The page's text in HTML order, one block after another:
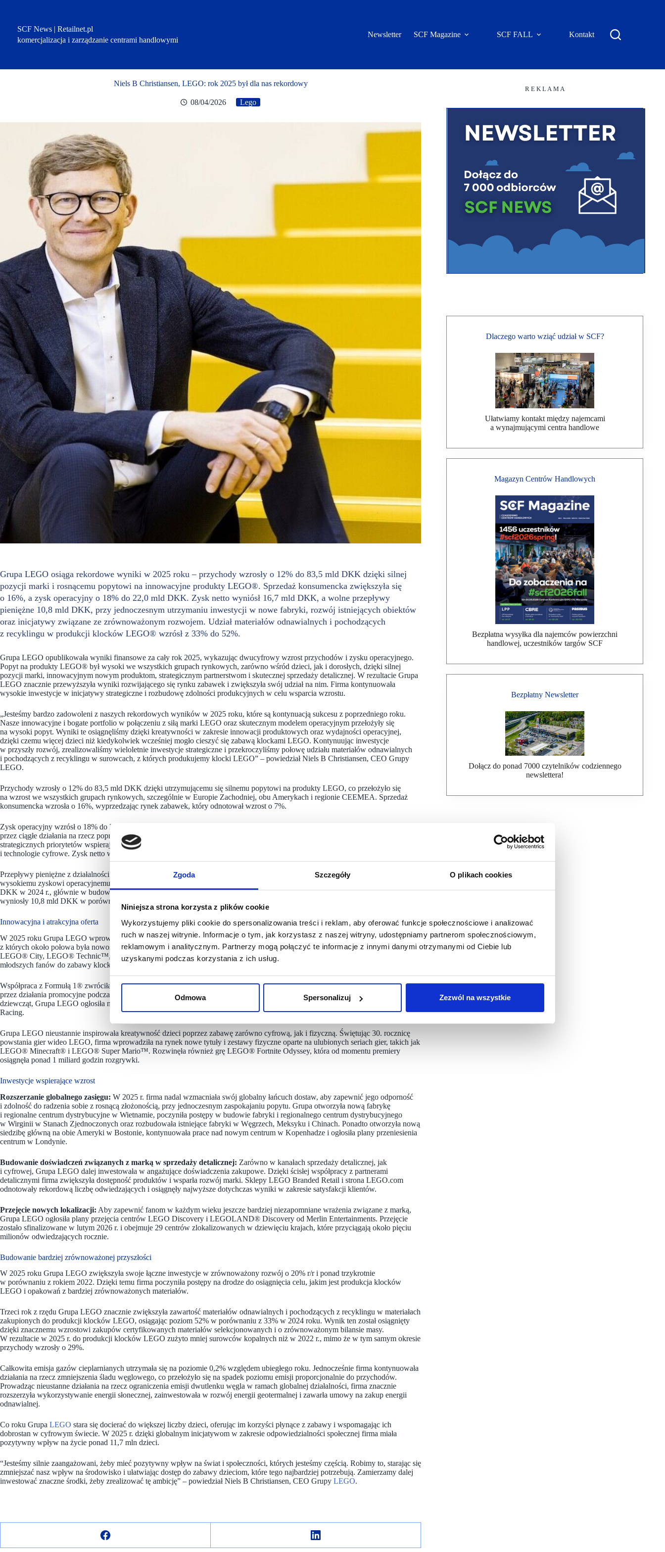
Zgoda Szczegóły O plikach cookies
Niniejsza strona korzysta z plików cookie
Wykorzystujemy pliki cookie do spersonalizowania treści i reklam, aby oferować funkcje społecznościowe i analizować
ruch w naszej witrynie. Informacje o tym, jak korzystasz z naszej witryny, udostępniamy partnerom społecznościowym,
reklamowym i analitycznym. Partnerzy mogą połączyć te informacje z innymi danymi otrzymanymi od Ciebie lub
uzyskanymi podczas korzystania z ich usług.
Odmowa Spersonalizuj Zezwól na wszystkie
SCF News | Retailnet.pl
komercjalizacja i zarządzanie centrami handlowymi
Newsletter SCF Magazine SCF FALL Kontakt
Niels B Christiansen, LEGO: rok 2025 był dla nas rekordowy
08/04/2026 Lego
Grupa LEGO osiąga rekordowe wyniki w 2025 roku – przychody wzrosły o 12% do 83,5 mld DKK dzięki silnej
pozycji marki i rosnącemu popytowi na innowacyjne produkty LEGO®. Sprzedaż konsumencka zwiększyła się
o 16%, a zysk operacyjny o 18% do 22,0 mld DKK. Zysk netto wyniósł 16,7 mld DKK, a wolne przepływy
pieniężne 10,8 mld DKK, przy jednoczesnym utrzymaniu inwestycji w nowe fabryki, rozwój istniejących obiektów
oraz inicjatywy związane ze zrównoważonym rozwojem. Udział materiałów odnawialnych i pochodzących
z recyklingu w produkcji klocków LEGO® wzrósł z 33% do 52%.
Grupa LEGO opublikowała wyniki finansowe za cały rok 2025, wykazując dwucyfrowy wzrost przychodów i zysku operacyjnego.
Popyt na produkty LEGO® był wysoki we wszystkich grupach rynkowych, zarówno wśród dzieci, jak i dorosłych, dzięki silnej
pozycji marki, innowacyjnym nowym produktom, strategicznym partnerstwom i skutecznej sprzedaży detalicznej. W rezultacie Grupa
LEGO znacznie przewyższyła wyniki rozwijającego się rynku zabawek i zwiększyła swój udział na nim. Firma kontynuowała
wysokie inwestycje w inicjatywy strategiczne i rozbudowę zdolności produkcyjnych w celu wsparcia wzrostu.
„Jesteśmy bardzo zadowoleni z naszych rekordowych wyników w 2025 roku, które są kontynuacją sukcesu z poprzedniego roku.
Nasze innowacyjne i bogate portfolio w połączeniu z siłą marki LEGO oraz skutecznym modelem operacyjnym przełożyły się
na wysoki popyt. Wyniki te osiągnęliśmy dzięki kreatywności w zakresie innowacji produktowych oraz wydajności operacyjnej,
dzięki czemu więcej dzieci niż kiedykolwiek wcześniej mogło cieszyć się zabawą klockami LEGO. Kontynuując inwestycje
w przyszły rozwój, zrealizowaliśmy wieloletnie inwestycje strategiczne i przekroczyliśmy połowę udziału materiałów odnawialnych
i pochodzących z recyklingu w surowcach, z których produkujemy klocki LEGO” – powiedział Niels B Christiansen, CEO Grupy
LEGO.
Przychody wzrosły o 12% do 83,5 mld DKK dzięki utrzymującemu się silnemu popytowi na produkty LEGO, co przełożyło się
na wzrost we wszystkich grupach rynkowych, szczególnie w Europie Zachodniej, obu Amerykach i regionie CEEMEA. Sprzedaż
konsumencka wzrosła o 16%, wyprzedzając rynek zabawek, który odnotował wzrost o 7%.
Zysk operacyjny wzrósł o 18% do 22,0 mld DKK dzięki wysokim przychodom i efektom skali. Wynik ten został wzmocniony
przez ciągłe działania na rzecz poprawy wydajności, które umożliwiły reinwestycje w rozbudowę
strategicznych priorytetów wspierających krótko- i długoterminowy wzrost, takich jak zrównoważony rozwój, sieć łańcucha dostaw
i technologie cyfrowe. Zysk netto wzrósł o 21% do 16,7 mld DKK, przekraczając oczekiwania.
Przepływy pieniężne z działalności operacyjnej wzrosły o 4% do 19,9 mld DKK w porównaniu z 19,2 mld DKK w 2024 r. dzięki
wysokiemu zyskowi operacyjnemu. Spółka kontynuowała znaczące inwestycje w wysokości 9,2 mld DKK w porównaniu z 9,0 mld
DKK w 2024 r., głównie w budowę nowych fabryk i rozbudowę istniejących obiektów. W rezultacie wolne przepływy pieniężne
wyniosły 10,8 mld DKK w porównaniu z 10,2 mld DKK w 2024 r.
Innowacyjna i atrakcyjna oferta
W 2025 roku Grupa LEGO wprowadziła na rynek najbogatszą dotychczas gamę produktów, obejmującą ponad 860 pozycji,
z których około połowa była nowością, przyciągającą uwagę konstruktorów w każdym wieku. Do najpopularniejszych serii należały
LEGO® City, LEGO® Technic™, LEGO® Star Wars™, LEGO® Icons i LEGO® Botanicals, które przyciągnęły nowych,
młodszych fanów do zabawy klockami LEGO.
Współpraca z Formułą 1® zwróciła uwagę nowych budowniczych, gdy pierwsze produkty trafiły na rynek w 2025 roku, wspierane
przez działania promocyjne podczas ponad dwudziestu wyścigów Grand Prix. Aby dotrzeć do młodych fanów wyścigów, zwłaszcza
dziewcząt, Grupa LEGO ogłosiła nową współpracę z F1 ACADEMY, dzięki której w 2026 roku na tor wyścigowy trafi LEGO
Racing.
Grupa LEGO nieustannie inspirowała kreatywność dzieci poprzez zabawę zarówno cyfrową, jak i fizyczną. Świętując 30. rocznicę
powstania gier wideo LEGO, firma wprowadziła na rynek nowe tytuły i zestawy fizyczne oparte na ulubionych seriach gier, takich jak
LEGO® Minecraft® i LEGO® Super Mario™. Rozwinęła również grę LEGO® Fortnite Odyssey, która od momentu premiery
osiągnęła ponad 1 miliard godzin rozgrywki.
Inwestycje wspierające wzrost
Rozszerzanie globalnego zasięgu: W 2025 r. firma nadal wzmacniała swój globalny łańcuch dostaw, aby zapewnić jego odporność
i zdolność do radzenia sobie z rosnącą złożonością, przy jednoczesnym zaspokajaniu popytu. Grupa otworzyła nową fabrykę
i regionalne centrum dystrybucyjne w Wietnamie, poczyniła postępy w budowie fabryki i regionalnego centrum dystrybucyjnego
w Wirginii w Stanach Zjednoczonych oraz rozbudowała istniejące fabryki w Węgrzech, Meksyku i Chinach. Ponadto otworzyła nową
siedzibę główną na obie Ameryki w Bostonie, kontynuowała prace nad nowym centrum w Kopenhadze i ogłosiła plany przeniesienia
centrum w Londynie.
Budowanie doświadczeń związanych z marką w sprzedaży detalicznej: Zarówno w kanałach sprzedaży detalicznej, jak
i cyfrowej, Grupa LEGO dalej inwestowała w angażujące doświadczenia zakupowe. Dzięki ścisłej współpracy z partnerami
detalicznymi firma zwiększyła dostępność produktów i wsparła rozwój marki. Sklepy LEGO Branded Retail i strona LEGO.com
odnotowały rekordową liczbę odwiedzających i osiągnęły najwyższe dotychczas wyniki w zakresie satysfakcji klientów.
Przejęcie nowych lokalizacji: Aby zapewnić fanom w każdym wieku jeszcze bardziej niezapomniane wrażenia związane z marką,
Grupa LEGO ogłosiła plany przejęcia centrów LEGO Discovery i LEGOLAND® Discovery od Merlin Entertainments. Przejęcie
zostało sfinalizowane w lutym 2026 r. i obejmuje 29 centrów zlokalizowanych w dziewięciu krajach, które przyciągają około pięciu
milionów odwiedzających rocznie.
Budowanie bardziej zrównoważonej przyszłości
W 2025 roku Grupa LEGO zwiększyła swoje łączne inwestycje w zrównoważony rozwój o 20% r/r i ponad trzykrotnie
w porównaniu z rokiem 2022. Dzięki temu firma poczyniła postępy na drodze do osiągnięcia celu, jakim jest produkcja klocków
LEGO i opakowań z bardziej zrównoważonych materiałów.
Trzeci rok z rzędu Grupa LEGO znacznie zwiększyła zawartość materiałów odnawialnych i pochodzących z recyklingu w materiałach
zakupionych do produkcji klocków LEGO, osiągając poziom 52% w porównaniu z 33% w 2024 roku. Wynik ten został osiągnięty
dzięki znacznemu wzrostowi zakupów certyfikowanych materiałów selekcjonowanych i o zrównoważonym bilansie masy.
W rezultacie w 2025 r. do produkcji klocków LEGO zużyto mniej surowców kopalnych niż w 2022 r., mimo że w tym samym okresie
przychody wzrosły o 29%.
Całkowita emisja gazów cieplarnianych utrzymała się na poziomie 0,2% względem ubiegłego roku. Jednocześnie firma kontynuowała
działania na rzecz zmniejszenia śladu węglowego, co przełożyło się na spadek poziomu emisji proporcjonalnie do przychodów.
Prowadząc nieustanne działania na rzecz ograniczenia emisji dwutlenku węgla w ramach globalnej działalności, firma znacznie
rozszerzyła wykorzystywanie energii słonecznej, zainwestowała w rozwój energii geotermalnej i zawarła umowy na zakup energii
odnawialnej.
Co roku Grupa LEGO stara się docierać do większej liczby dzieci, oferując im korzyści płynące z zabawy i wspomagając ich
dobrostan w cyfrowym świecie. W 2025 r. dzięki globalnym inicjatywom w zakresie odpowiedzialności społecznej firma miała
pozytywny wpływ na życie ponad 11,7 mln dzieci.
“Jesteśmy silnie zaangażowani, żeby mieć pozytywny wpływ na świat i społeczności, których jesteśmy częścią. Robimy to, starając się
zmniejszać nasz wpływ na środowisko i ułatwiając dostęp do zabawy dzieciom, które tego najbardziej potrzebują. Zamierzamy dalej
inwestować znaczne środki, żeby zrealizować tę ambicję” – powiedział Niels B Christiansen, CEO Grupy LEGO.
R E K L A M A
Dlaczego warto wziąć udział w SCF?
Ułatwiamy kontakt między najemcami
a wynajmującymi centra handlowe
Magazyn Centrów Handlowych
Bezpłatna wysyłka dla najemców powierzchni
handlowej, uczestników targów SCF
Bezpłatny Newsletter
Dołącz do ponad 7000 czytelników codziennego
newslettera!